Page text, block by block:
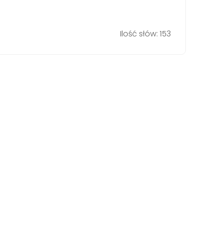
Ilość słów: 153